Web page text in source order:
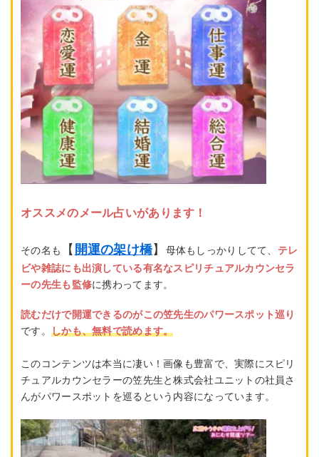
オススメのメール占いがあります！
その名も 【 開運の架け橋】 母体もしっかりしてて、 テレ
ビや雑誌にも出演している有名なスピリチュアルカウンセラ
ーの先生も監修に携わってます。
読むだけで開運できるのがこの笠先生のパワースポット巡り
です。しかも、無料で読めます。
このコンテンツは本当に凄い！画像も豊富で、実際にスピリ
チュアルカウンセラーの笠先生と株式会社ユニットの社員さ
んがパワースポットを巡るという内容になっています。